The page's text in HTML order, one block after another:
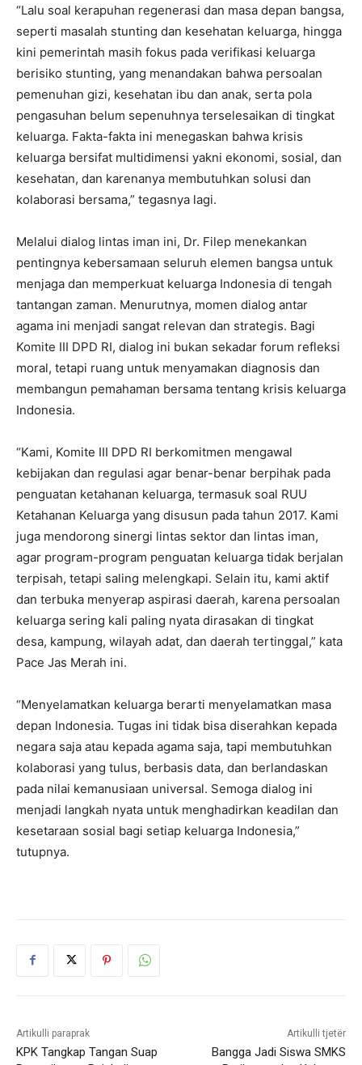
“Lalu soal kerapuhan regenerasi dan masa depan bangsa,
seperti masalah stunting dan kesehatan keluarga, hingga
kini pemerintah masih fokus pada verifikasi keluarga
berisiko stunting, yang menandakan bahwa persoalan
pemenuhan gizi, kesehatan ibu dan anak, serta pola
pengasuhan belum sepenuhnya terselesaikan di tingkat
keluarga. Fakta-fakta ini menegaskan bahwa krisis
keluarga bersifat multidimensi yakni ekonomi, sosial, dan
kesehatan, dan karenanya membutuhkan solusi dan
kolaborasi bersama,” tegasnya lagi.
Melalui dialog lintas iman ini, Dr. Filep menekankan
pentingnya kebersamaan seluruh elemen bangsa untuk
menjaga dan memperkuat keluarga Indonesia di tengah
tantangan zaman. Menurutnya, momen dialog antar
agama ini menjadi sangat relevan dan strategis. Bagi
Komite III DPD RI, dialog ini bukan sekadar forum refleksi
moral, tetapi ruang untuk menyamakan diagnosis dan
membangun pemahaman bersama tentang krisis keluarga
Indonesia.
“Kami, Komite III DPD RI berkomitmen mengawal
kebijakan dan regulasi agar benar-benar berpihak pada
penguatan ketahanan keluarga, termasuk soal RUU
Ketahanan Keluarga yang disusun pada tahun 2017. Kami
juga mendorong sinergi lintas sektor dan lintas iman,
agar program-program penguatan keluarga tidak berjalan
terpisah, tetapi saling melengkapi. Selain itu, kami aktif
dan terbuka menyerap aspirasi daerah, karena persoalan
keluarga sering kali paling nyata dirasakan di tingkat
desa, kampung, wilayah adat, dan daerah tertinggal,” kata
Pace Jas Merah ini.
“Menyelamatkan keluarga berarti menyelamatkan masa
depan Indonesia. Tugas ini tidak bisa diserahkan kepada
negara saja atau kepada agama saja, tapi membutuhkan
kolaborasi yang tulus, berbasis data, dan berlandaskan
pada nilai kemanusiaan universal. Semoga dialog ini
menjadi langkah nyata untuk menghadirkan keadilan dan
kesetaraan sosial bagi setiap keluarga Indonesia,”
tutupnya.
Artikulli paraprak
KPK Tangkap Tangan Suap
Artikulli tjetër
Bangga Jadi Siswa SMKS